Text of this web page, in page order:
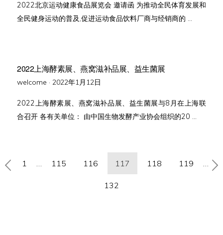
2022北京运动健康食品展览会 邀请函 为推动全民体育发展和
全民健身运动的普及,促进运动食品饮料厂商与经销商的 …
2022上海酵素展、燕窝滋补品展、益生菌展
welcome · Posted
2022年1月12日
2022上海酵素展、燕窝滋补品展、益生菌展与8月在上海联
合召开 各有关单位： 由中国生物发酵产业协会组织的20 …
文
章
1 115 116 117 118 119
132